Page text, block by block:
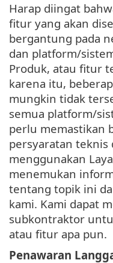
Harap diingat
fitur yang akan
bergantung pada
dan platform/
Produk, atau fitur
karena itu,
mungkin tidak
semua platform/
perlu memastikan
persyaratan teknis
menggunakan
menemukan
tentang topik ini
kami. Kami dapat
subkontraktor
atau fitur apa pun.
Penawaran